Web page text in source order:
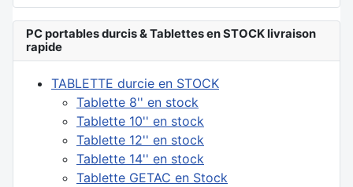
PC portables durcis & Tablettes en STOCK livraison
rapide
TABLETTE durcie en STOCK
Tablette 8'' en stock
Tablette 10'' en stock
Tablette 12'' en stock
Tablette 14'' en stock
Tablette GETAC en Stock